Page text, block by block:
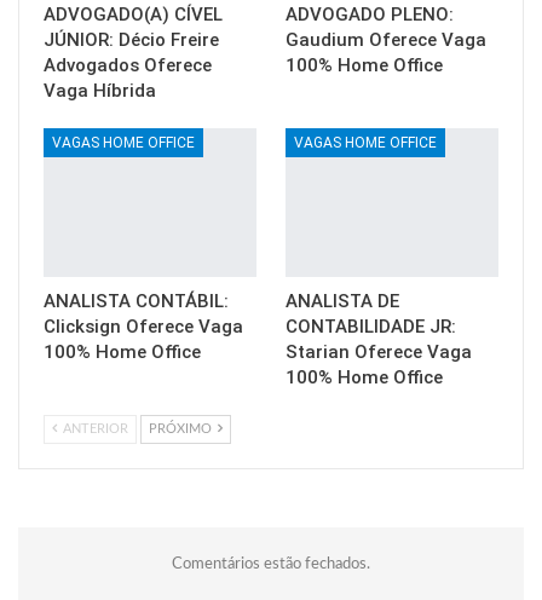
ADVOGADO(A) CÍVEL
JÚNIOR: Décio Freire
Advogados Oferece
Vaga Híbrida
ADVOGADO PLENO:
Gaudium Oferece Vaga
100% Home Office
VAGAS HOME OFFICE
ANALISTA CONTÁBIL:
Clicksign Oferece Vaga
100% Home Office
VAGAS HOME OFFICE
ANALISTA DE
CONTABILIDADE JR:
Starian Oferece Vaga
100% Home Office
ANTERIOR PRÓXIMO
Comentários estão fechados.